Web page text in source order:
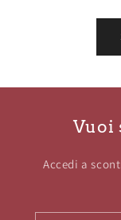
Vuoi
Accedi a